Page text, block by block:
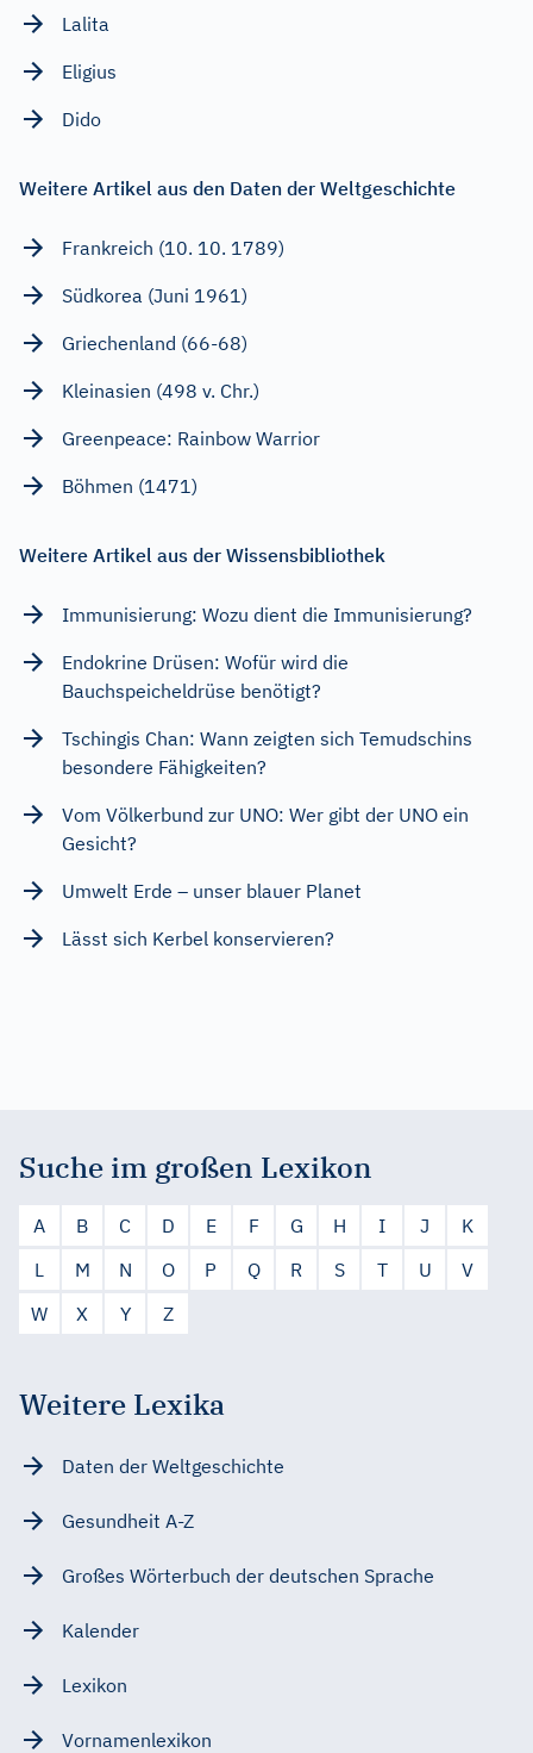
Lalita
Eligius
Dido
Weitere Artikel aus den Daten der Weltgeschichte
Frankreich (10. 10. 1789)
Südkorea (Juni 1961)
Griechenland (66-68)
Kleinasien (498 v. Chr.)
Greenpeace: Rainbow Warrior
Böhmen (1471)
Weitere Artikel aus der Wissensbibliothek
Immunisierung: Wozu dient die Immunisierung?
Endokrine Drüsen: Wofür wird die
Bauchspeicheldrüse benötigt?
Tschingis Chan: Wann zeigten sich Temudschins
besondere Fähigkeiten?
Vom Völkerbund zur UNO: Wer gibt der UNO ein
Gesicht?
Umwelt Erde – unser blauer Planet
Lässt sich Kerbel konservieren?
Suche im großen Lexikon
A B C D E F G H I J
K
L
M N O P Q R S T U
V
W
X Y Z
Weitere Lexika
Daten der Weltgeschichte
Gesundheit A-Z
Großes Wörterbuch der deutschen Sprache
Kalender
Lexikon
Vornamenlexikon